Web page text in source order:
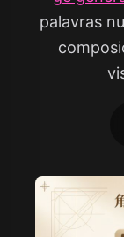
palavras